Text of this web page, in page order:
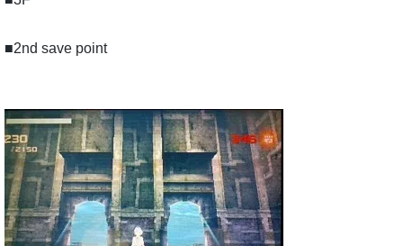
■2nd save point